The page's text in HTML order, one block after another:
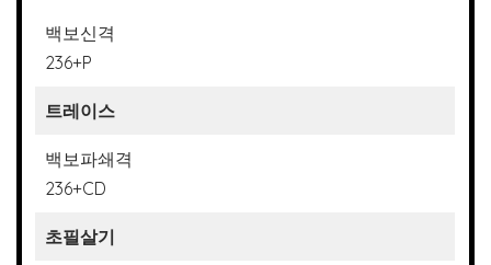
백보신격
236+P
트레이스
백보파쇄격
236+CD
초필살기